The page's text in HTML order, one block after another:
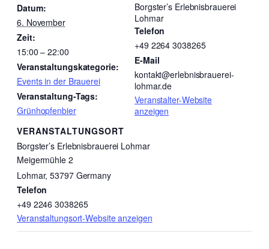
Datum:
6. November
Zeit:
15:00 – 22:00
Veranstaltungskategorie:
Events in der Brauerei
Veranstaltung-Tags:
Grünhopfenbier
VERANSTALTUNGSORT
Borgster’s Erlebnisbrauerei Lohmar
Meigermühle 2
Lohmar, 53797 Germany
Telefon
+49 2246 3038265
Veranstaltungsort-Website anzeigen
Borgster’s Erlebnisbrauerei
Lohmar
Telefon
+49 2264 3038265
E-Mail
kontakt@erlebnisbrauerei-
lohmar.de
Veranstalter-Website
anzeigen